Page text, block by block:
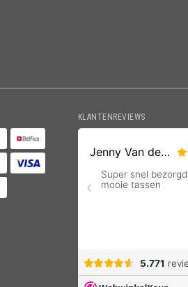
KLANTENREVIEWS